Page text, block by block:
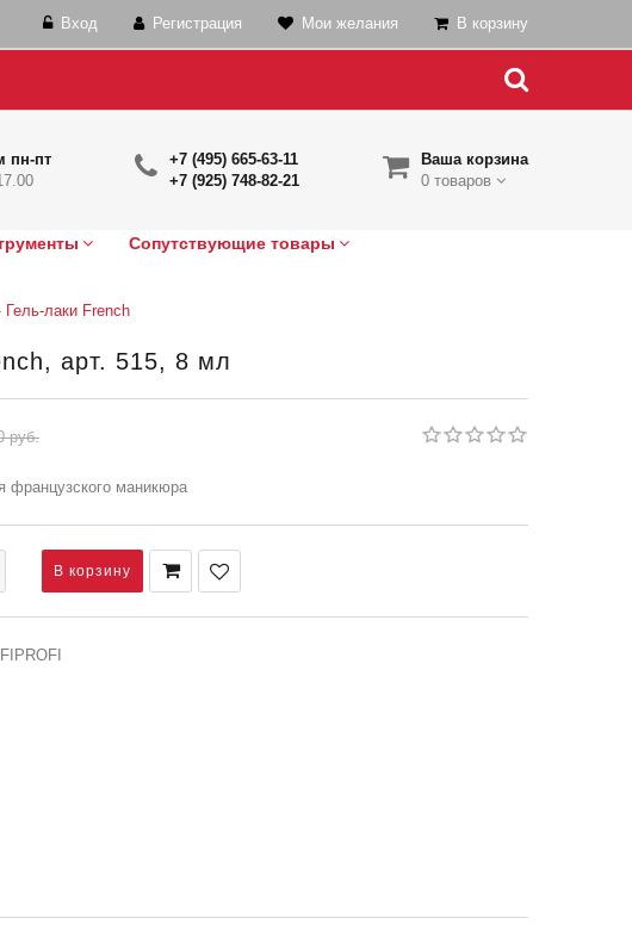
Вход Регистрация Мои желания В корзину
Ваша корзина
0 товаров
+7 (495) 665-63-11
+7 (925) 748-82-21
пн-пт
Сопутствующие товары
Гель-лаки French
арт. 515, 8 мл
руб.
французского маникюра